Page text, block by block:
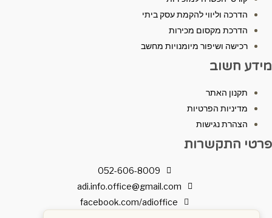
הדרכה וליווי להקמת עסק ביתי
הדרכת מקסום מכירות
רכישה ושיפור מיומנויות מחשב
מידע חשוב
תקנון האתר
מדיניות הפרטיות
הצהרת נגישות
פרטי התקשרות
052-606-8009
adi.info.office@gmail.com
facebook.com/adioffice